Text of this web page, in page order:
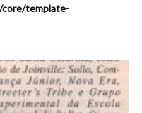
template-